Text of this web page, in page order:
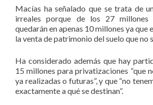
Macías ha señalado que se trata de
irreales porque de los 27 millones
quedarán en apenas 10 millones ya que
la venta de patrimonio del suelo que no
Ha considerado además que hay
15 millones para privatizaciones “que
ya realizadas o futuras”, y que “no
exactamente a qué se destinan”.